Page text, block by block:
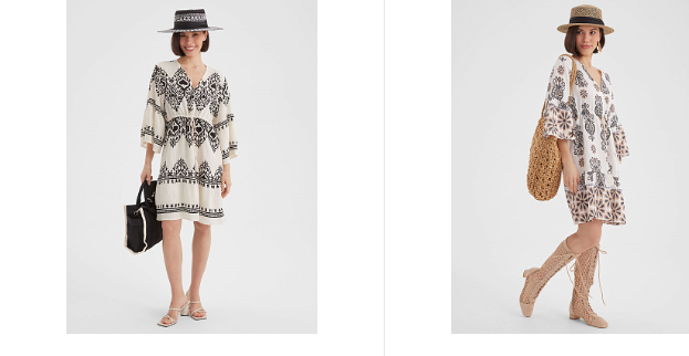
Цена по запросу
Запросить цену
В избранное
Другие варианты товара
Запросить цену
В избранное
Другие варианты товара